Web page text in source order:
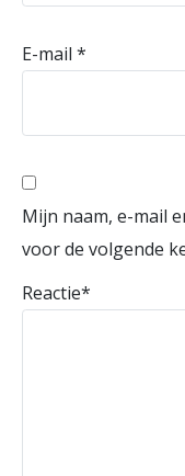
E-mail *
Mijn naam, e-mail
voor de volgende
Reactie*